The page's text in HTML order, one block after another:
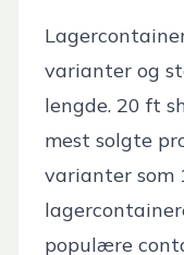
varianter og
lengde. 20 ft
mest solgte
varianter som
populære